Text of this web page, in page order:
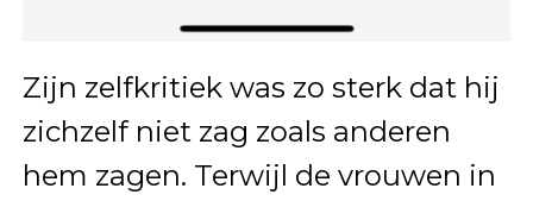
Zijn zelfkritiek was zo sterk dat hij
zichzelf niet zag zoals anderen
hem zagen. Terwijl de vrouwen in